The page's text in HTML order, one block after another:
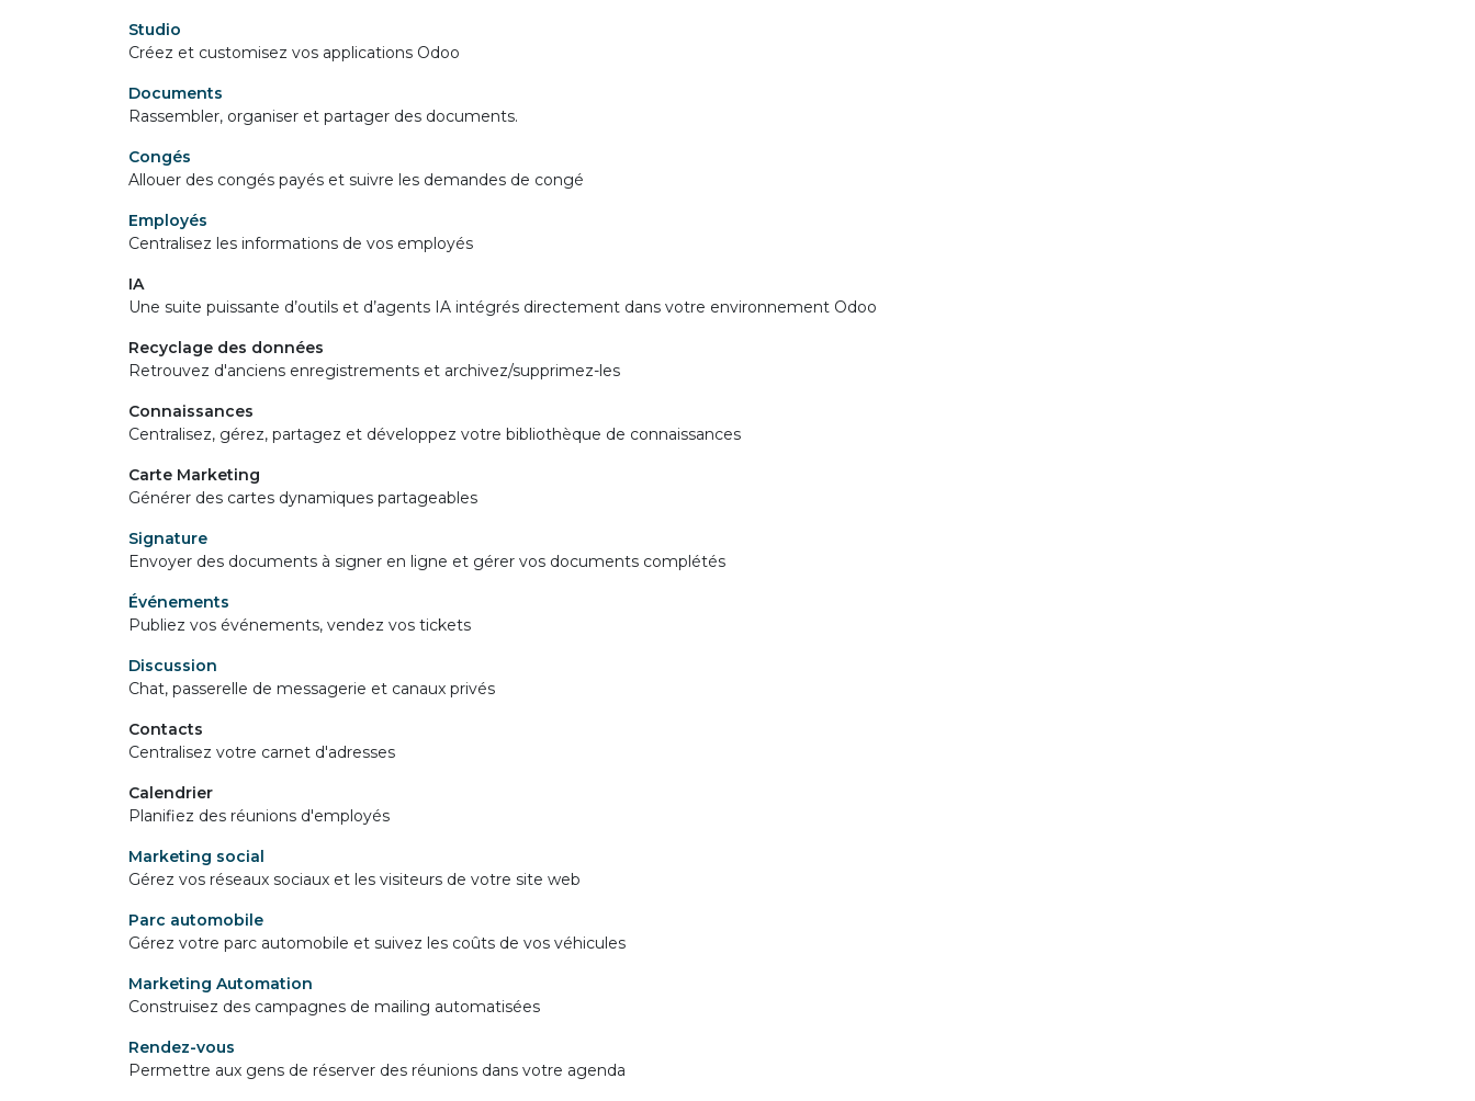
Studio
Créez et customisez vos applications Odoo
Documents
Rassembler, organiser et partager des documents.
Congés
Allouer des congés payés et suivre les demandes de congé
Employés
Centralisez les informations de vos employés
IA
Une suite puissante d’outils et d’agents IA intégrés directement dans votre environnement Odoo
Recyclage des données
Retrouvez d'anciens enregistrements et archivez/supprimez-les
Connaissances
Centralisez, gérez, partagez et développez votre bibliothèque de connaissances
Carte Marketing
Générer des cartes dynamiques partageables
Signature
Envoyer des documents à signer en ligne et gérer vos documents complétés
Événements
Publiez vos événements, vendez vos tickets
Discussion
Chat, passerelle de messagerie et canaux privés
Contacts
Centralisez votre carnet d'adresses
Calendrier
Planifiez des réunions d'employés
Marketing social
Gérez vos réseaux sociaux et les visiteurs de votre site web
Parc automobile
Gérez votre parc automobile et suivez les coûts de vos véhicules
Marketing Automation
Construisez des campagnes de mailing automatisées
Rendez-vous
Permettre aux gens de réserver des réunions dans votre agenda